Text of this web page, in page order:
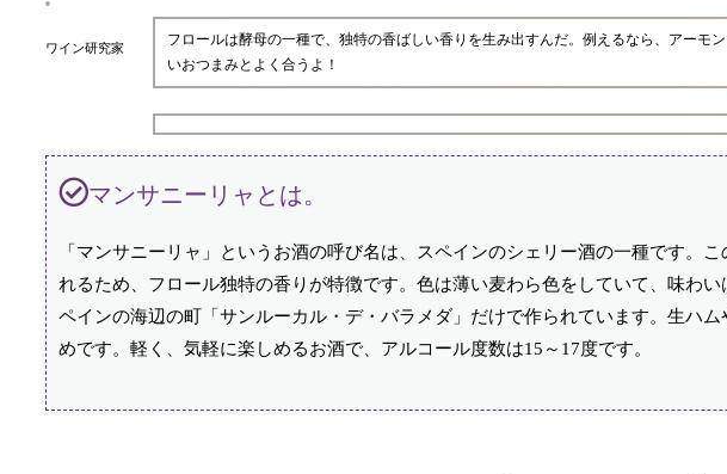
ワイン研究家
フロールは酵母の一種で、独特の香ばしい香りを生み出すんだ。例えるなら、アーモ
いおつまみとよく合うよ！
マンサニーリャとは。
「マンサニーリャ」というお酒の呼び名は、スペインのシェリー酒の一種です。
れるため、フロール独特の香りが特徴です。色は薄い麦わら色をしていて、味わ
ペインの海辺の町「サンルーカル・デ・バラメダ」だけで作られています。生ハ
めです。軽く、気軽に楽しめるお酒で、アルコール度数は15～17度です。